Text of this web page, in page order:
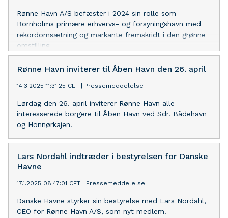
Rønne Havn A/S befæster i 2024 sin rolle som
Bornholms primære erhvervs- og forsyningshavn med
rekordomsætning og markante fremskridt i den grønne
omstilling.
Rønne Havn inviterer til Åben Havn den 26. april
14.3.2025 11:31:25 CET Pressemeddelelse
Lørdag den 26. april inviterer Rønne Havn alle
interesserede borgere til Åben Havn ved Sdr. Bådehavn
og Honnørkajen.
Lars Nordahl indtræder i bestyrelsen for Danske
Havne
17.1.2025 08:47:01 CET Pressemeddelelse
Danske Havne styrker sin bestyrelse med Lars Nordahl,
CEO for Rønne Havn A/S, som nyt medlem.